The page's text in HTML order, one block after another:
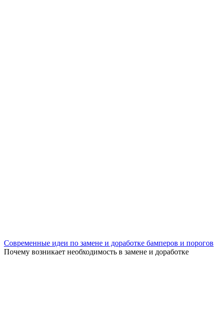
Современные идеи по замене и доработке бамперов и порогов
Почему возникает необходимость в замене и доработке